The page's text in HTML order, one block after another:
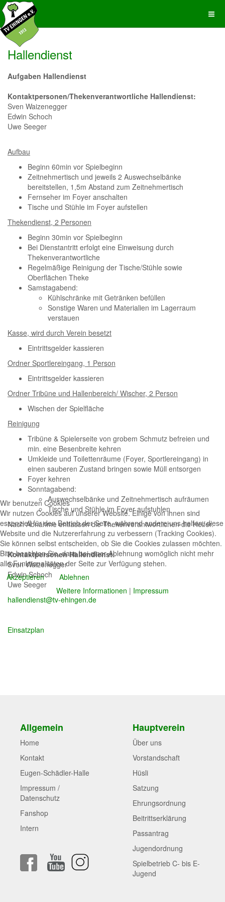
Hallendienst
Aufgaben Hallendienst
Kontaktpersonen/Thekenverantwortliche Hallendienst:
Sven Waizenegger
Edwin Schoch
Uwe Seeger
Aufbau
Beginn 60min vor Spielbeginn
Zeitnehmertisch und jeweils 2 Auswechselbänke
bereitstellen, 1,5m Abstand zum Zeitnehmertisch
Fernseher im Foyer anschalten
Tische und Stühle im Foyer aufstellen
Thekendienst, 2 Personen
Beginn 30min vor Spielbeginn
Bei Dienstantritt erfolgt eine Einweisung durch
Thekenverantwortliche
Regelmäßige Reinigung der Tische/Stühle sowie
Oberflächen Theke
Samstagabend:
Kühlschränke mit Getränken befüllen
Sonstige Waren und Materialien im Lagerraum
verstauen
Kasse, wird durch Verein besetzt
Eintrittsgelder kassieren
Ordner Sportlereingang, 1 Person
Eintrittsgelder kassieren
Ordner Tribüne und Hallenbereich/ Wischer, 2 Person
Wischen der Spielfläche
Reinigung
Tribüne & Spielerseite von grobem Schmutz befreien und
min. eine Besenbreite kehren
Umkleide und Toilettenräume (Foyer, Sportlereingang) in
einen sauberen Zustand bringen sowie Müll entsorgen
Foyer kehren
Sonntagabend:
Auswechselbänke und Zeitnehmertisch aufräumen
Tische und Stühle im Foyer aufstuhlen
Nach Abnahme entlassen die Thekenverantwortlichen die Helfer.
Kontaktpersonen Hallendienst:
Sven Waizenegger
Edwin Schoch
Uwe Seeger
hallendienst@tv-ehingen.de
Einsatzplan
Allgemein
Home
Kontakt
Eugen-Schädler-Halle
Impressum /
Datenschutz
Fanshop
Intern
Hauptverein
Über uns
Vorstandschaft
Hüsli
Satzung
Ehrungsordnung
Beitrittserklärung
Passantrag
Jugendordnung
Spielbetrieb C- bis E-
Jugend
Wir benutzen Cookies
Wir nutzen Cookies auf unserer Website. Einige von ihnen sind
essenziell für den Betrieb der Seite, während andere uns helfen, diese
Website und die Nutzererfahrung zu verbessern (Tracking Cookies).
Sie können selbst entscheiden, ob Sie die Cookies zulassen möchten.
Bitte beachten Sie, dass bei einer Ablehnung womöglich nicht mehr
alle Funktionalitäten der Seite zur Verfügung stehen.
Akzeptieren
Ablehnen
Weitere Informationen | Impressum